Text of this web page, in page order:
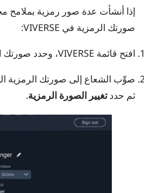
إذا أنشأت عدة صور رمزية بملامح
صورتك الرمزية في VIVERSE
:
افتح قائمة VIVERSE
، وحدد صورتك
صوِّب الشعاع إلى صورتك الرمزية
ثم حددتغيير الصورة الرمزية.